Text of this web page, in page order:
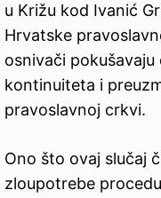
u Križu kod Ivanić
Hrvatske
osnivači
kontinuiteta i
pravoslavnoj crkvi.
Ono što ovaj slučaj
zloupotrebe